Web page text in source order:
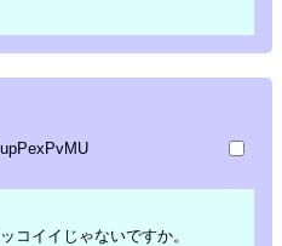
コイイじゃないですか。